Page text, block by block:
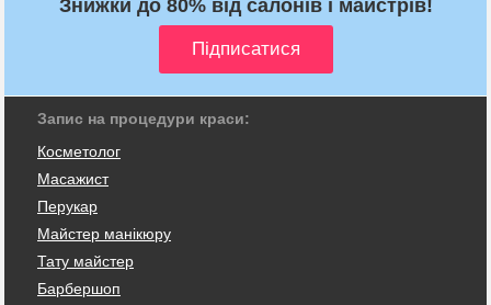
Знижки до 80% від салонів і майстрів!
Запис на процедури краси:
Косметолог
Масажист
Перукар
Майстер манікюру
Тату майстер
Барбершоп